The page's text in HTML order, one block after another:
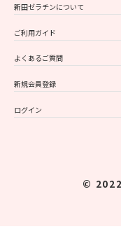
新田ゼラチンについて
ご利用ガイド
よくあるご質問
新規会員登録
ログイン
©